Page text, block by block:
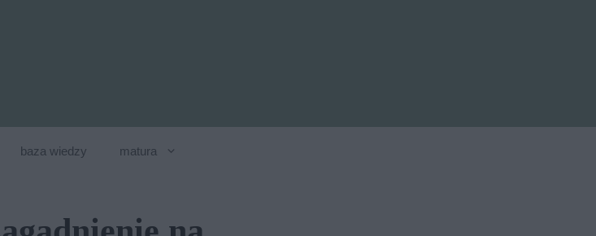
baza wiedzy matura